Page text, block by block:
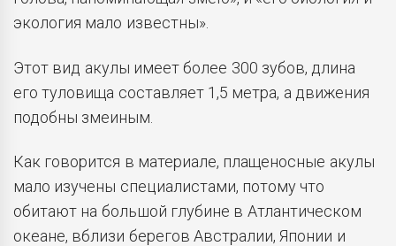
экология мало известны».
Этот вид акулы имеет более 300 зубов, длина
его туловища составляет 1,5 метра, а движения
подобны змеиным.
Как говорится в материале, плащеносные акулы
мало изучены специалистами, потому что
обитают на большой глубине в Атлантическом
океане, вблизи берегов Австралии, Японии и